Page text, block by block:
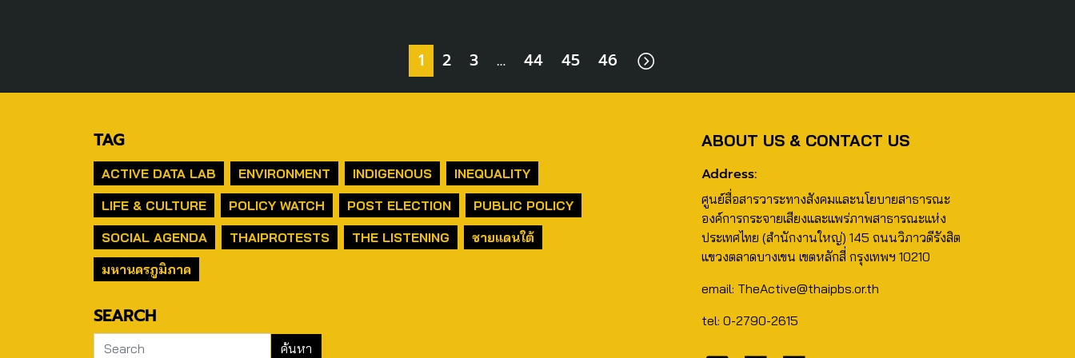
1 2 3 … 44 45 46
TAG
ACTIVE DATA LAB ENVIRONMENT INDIGENOUS
INEQUALITY
LIFE & CULTURE
POLICY WATCH POST ELECTION
PUBLIC POLICY
SOCIAL AGENDA
THAIPROTESTS THE LISTENING
ชายแดนใต้
มหานครภูมิภาค
SEARCH
ABOUT US & CONTACT US
Address:
ศูนย์สื่อสารวาระทางสังคมและนโยบายสาธารณะ
องค์การกระจายเสียงและแพร่ภาพสาธารณะแห่ง
ประเทศไทย (สำนักงานใหญ่) 145 ถนนวิภาวดีรังสิต
แขวงตลาดบางเขน เขตหลักสี่ กรุงเทพฯ 10210
email: TheActive@thaipbs.or.th
tel: 0-2790-2615